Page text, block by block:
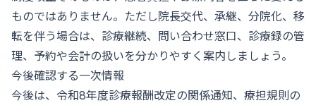
ものではありません。ただし院長交代、承継、分院化、移
転を伴う場合は、診療継続、問い合わせ窓口、診療録の管
理、予約や会計の扱いを分かりやすく案内しましょう。
今後確認する一次情報
今後は、令和8年度診療報酬改定の関係通知、療担規則の